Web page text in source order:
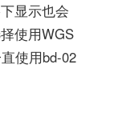
显示也会
使用WGS
使用bd-02